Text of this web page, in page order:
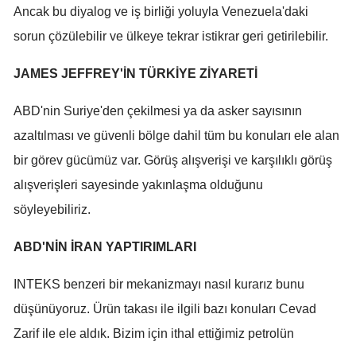
Malatya
Kahramanmaraş
Mardin
Muş
Niğde
Ordu
Rize
Ancak bu diyalog ve iş birliği yoluyla Venezuela'daki
sorun çözülebilir ve ülkeye tekrar istikrar geri getirilebilir.
JAMES JEFFREY'İN TÜRKİYE ZİYARETİ
ABD'nin Suriye'den çekilmesi ya da asker sayısının
azaltılması ve güvenli bölge dahil tüm bu konuları ele alan
bir görev gücümüz var. Görüş alışverişi ve karşılıklı görüş
alışverişleri sayesinde yakınlaşma olduğunu
söyleyebiliriz.
ABD'NİN İRAN YAPTIRIMLARI
INTEKS benzeri bir mekanizmayı nasıl kurarız bunu
düşünüyoruz. Ürün takası ile ilgili bazı konuları Cevad
Zarif ile ele aldık. Bizim için ithal ettiğimiz petrolün